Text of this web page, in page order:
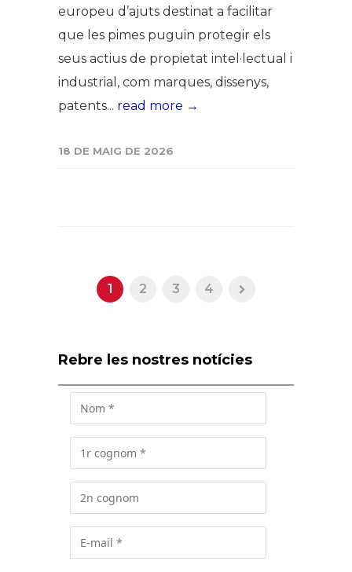
europeu d’ajuts destinat a facilitar
que les pimes puguin protegir els
seus actius de propietat intel·lectual i
industrial, com marques, dissenys,
patents... read more →
18 DE MAIG DE 2026
1 2 3 4
Rebre les nostres notícies